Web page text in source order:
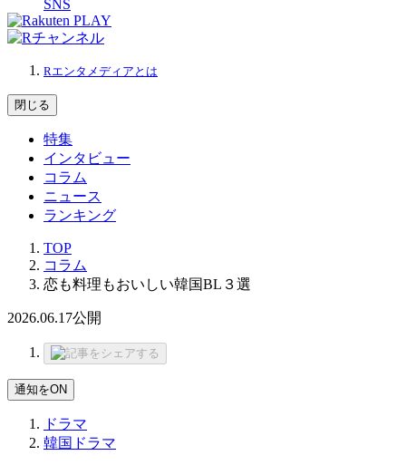
SNS
Rエンタメディアとは
閉じる
特集
インタビュー
コラム
ニュース
ランキング
TOP
コラム
恋も料理もおいしい韓国BL３選
2026.06.17公開
通知をON
ドラマ
韓国ドラマ